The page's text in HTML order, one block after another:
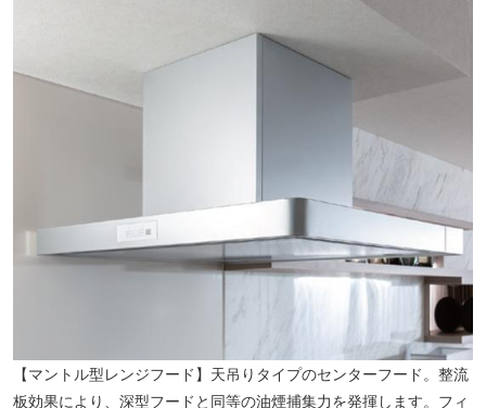
銀柳街（約660m／徒歩9分）
【マントル型レンジフード】天吊りタイプのセンターフード。整流
板効果により、深型フードと同等の油煙捕集力を発揮します。フィ